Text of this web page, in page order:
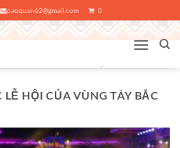
paoquan62@gmail.com 0
LỄ HỘI CỦA VÙNG TÂY BẮC